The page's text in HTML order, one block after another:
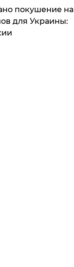
покушение на
для Украины: